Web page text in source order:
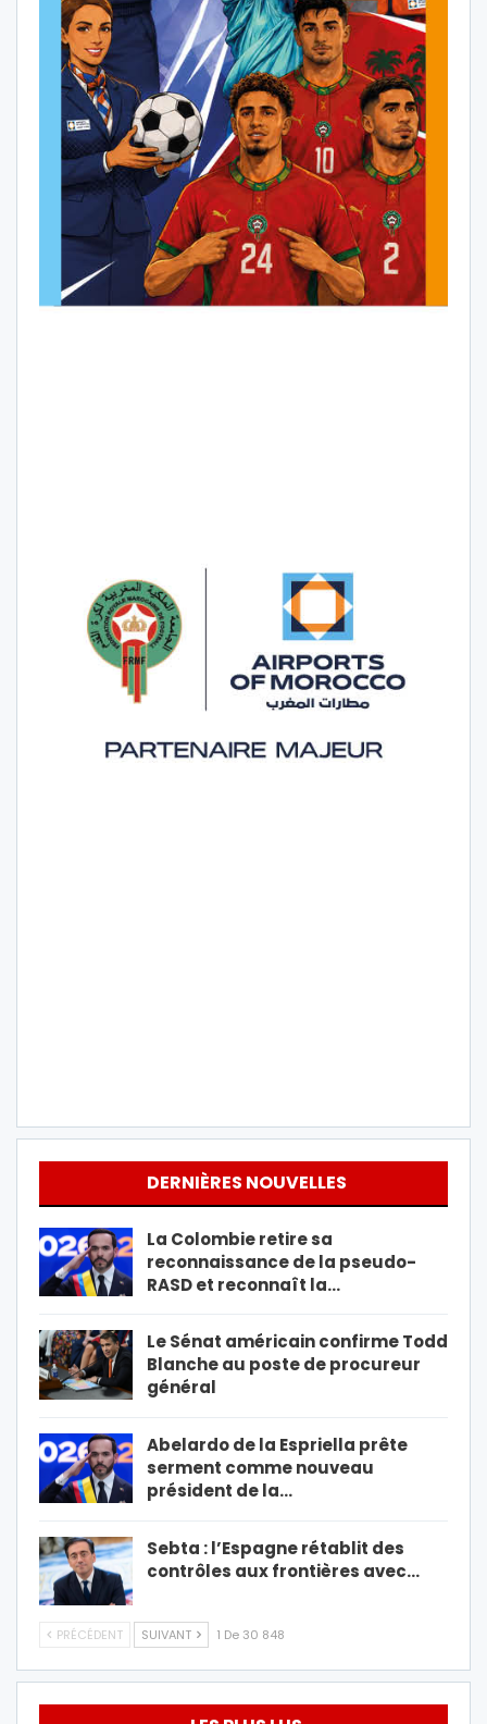
DERNIÈRES NOUVELLES
La Colombie retire sa
reconnaissance de la pseudo-
RASD et reconnaît la…
Le Sénat américain confirme Todd
Blanche au poste de procureur
général
Abelardo de la Espriella prête
serment comme nouveau
président de la…
Sebta : l’Espagne rétablit des
contrôles aux frontières avec…
PRÉCÉDENT SUIVANT 1 De 30 848